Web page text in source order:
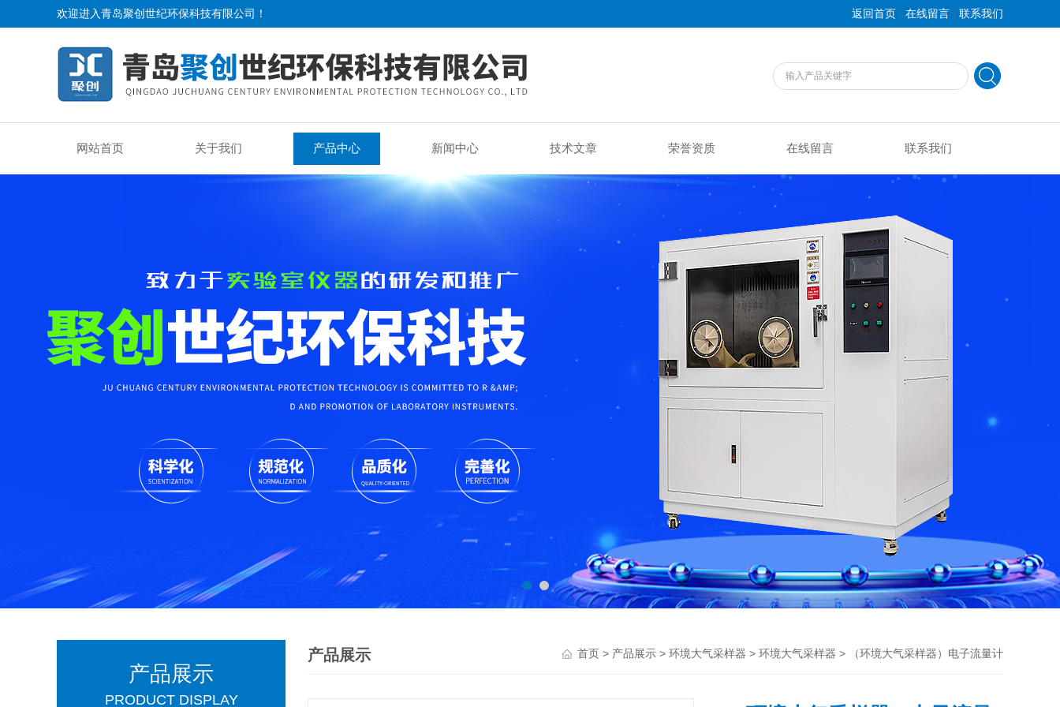
欢迎进入青岛聚创世纪环保科技有限公司！ 返回首页 | 在线留言 | 联系我们
网站首页 关于我们 产品中心 新闻中心 技术文章 荣誉资质 在线留言 联系我们
产品展示
PRODUCT DISPLAY
产品展示 首页 > 产品展示 > 环境大气采样器 > 环境大气采样器 > （环境大气采样器）电子流量计